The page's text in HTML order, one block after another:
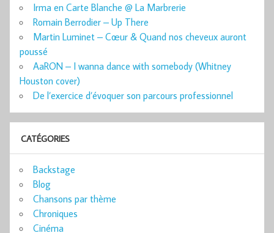
Irma en Carte Blanche @ La Marbrerie
Romain Berrodier – Up There
Martin Luminet – Cœur & Quand nos cheveux auront
poussé
AaRON – I wanna dance with somebody (Whitney
Houston cover)
De l’exercice d’évoquer son parcours professionnel
CATÉGORIES
Backstage
Blog
Chansons par thème
Chroniques
Cinéma